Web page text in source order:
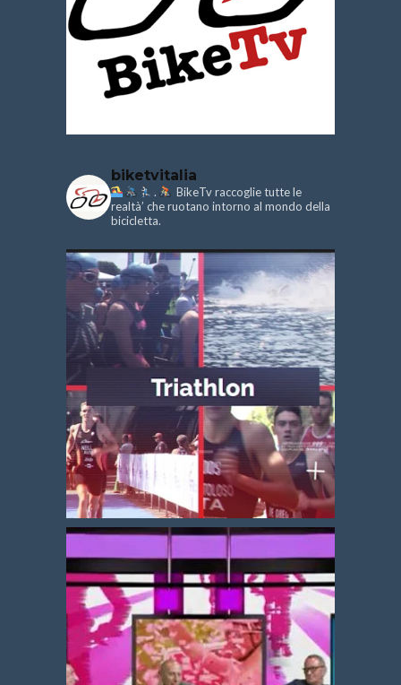
biketvitalia
.
BikeTv raccoglie tutte le
realtà’ che ruotano intorno al mondo della
bicicletta.